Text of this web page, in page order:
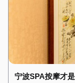
宁波SPA按摩才